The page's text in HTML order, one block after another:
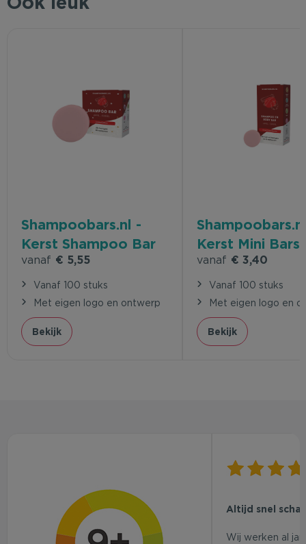
Shampoobars.nl -
Kerst Shampoo Bar
vanaf € 5,55
Vanaf 100 stuks
Met eigen logo en ontwerp
Bekijk
Kerst Mini Bars
vanaf € 3,40
Vanaf 100 stuks
Met eigen logo en
Bekijk
Altijd snel
Wij werken al